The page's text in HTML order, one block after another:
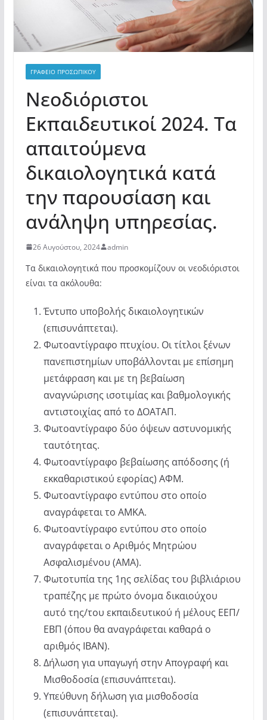
ΓΡΑΦΕΙΟ ΠΡΟΣΩΠΙΚΟΥ
Νεοδιόριστοι
Εκπαιδευτικοί 2024. Τα
απαιτούμενα
δικαιολογητικά κατά
την παρουσίαση και
ανάληψη υπηρεσίας.
26 Αυγούστου, 2024 admin
Τα δικαιολογητικά που προσκομίζουν οι νεοδιόριστοι
είναι τα ακόλουθα:
Έντυπο υποβολής δικαιολογητικών
(επισυνάπτεται).
Φωτοαντίγραφο πτυχίου. Οι τίτλοι ξένων
πανεπιστημίων υποβάλλονται με επίσημη
μετάφραση και με τη βεβαίωση
αναγνώρισης ισοτιμίας και βαθμολογικής
αντιστοιχίας από το ΔΟΑΤΑΠ.
Φωτοαντίγραφο δύο όψεων αστυνομικής
ταυτότητας.
Φωτοαντίγραφο βεβαίωσης απόδοσης (ή
εκκαθαριστικού εφορίας) ΑΦΜ.
Φωτοαντίγραφο εντύπου στο οποίο
αναγράφεται το ΑΜΚΑ.
Φωτοαντίγραφο εντύπου στο οποίο
αναγράφεται ο Αριθμός Μητρώου
Ασφαλισμένου (ΑΜΑ).
Φωτοτυπία της 1ης σελίδας του βιβλιάριου
τραπέζης με πρώτο όνομα δικαιούχου
αυτό της/του εκπαιδευτικού ή μέλους ΕΕΠ/
ΕΒΠ (όπου θα αναγράφεται καθαρά ο
αριθμός IBAN).
Δήλωση για υπαγωγή στην Απογραφή και
Μισθοδοσία (επισυνάπτεται).
Υπεύθυνη δήλωση για μισθοδοσία
(επισυνάπτεται).